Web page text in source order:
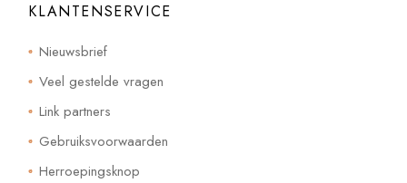
KLANTENSERVICE
Nieuwsbrief
Veel gestelde vragen
Link partners
Gebruiksvoorwaarden
Herroepingsknop